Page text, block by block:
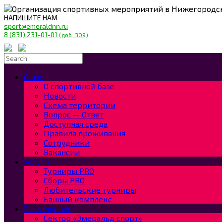
Организация спортивных мероприятий в
НАПИШИТЕ НАМ
sport@emeraldnn.ru
8 (831) 231-01-01 (доб. 309)
О нас
О спортивной базе
Новости
Схема территории
Вопрос — Ответ
Доступная среда
Правила проживания
Сотрудники
Вакансии
Услуги
Турниры PRO
Сборы PRO
Любительские турниры
Банный комплекс
Размещение
Сектор «Эмеральд спорт»